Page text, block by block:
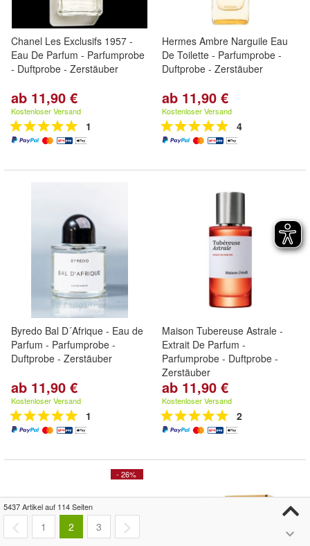
Chanel Les Exclusifs 1957 -
Eau De Parfum - Parfumprobe
- Duftprobe - Zerstäuber
ab 11,90 €
Kostenloser Versand
1
Hermes Ambre Narguile Eau
De Toilette - Parfumprobe -
Duftprobe - Zerstäuber
ab 11,90 €
Kostenloser Versand
4
Byredo Bal D´Afrique - Eau de
Parfum - Parfumprobe -
Duftprobe - Zerstäuber
ab 11,90 €
Kostenloser Versand
1
Maison Tubereuse Astrale -
Extrait De Parfum -
Parfumprobe - Duftprobe -
Zerstäuber
ab 11,90 €
Kostenloser Versand
2
- 26%
5437 Artikel auf 114 Seiten
1 2 3